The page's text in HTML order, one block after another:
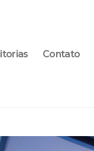
Contato